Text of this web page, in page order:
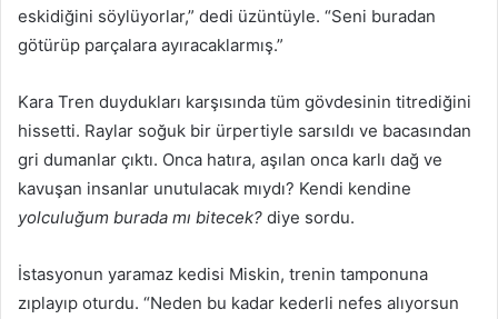
eskidiğini söylüyorlar,” dedi üzüntüyle. “Seni buradan
götürüp parçalara ayıracaklarmış.”
Kara Tren duydukları karşısında tüm gövdesinin titrediğini
hissetti. Raylar soğuk bir ürpertiyle sarsıldı ve bacasından
gri dumanlar çıktı. Onca hatıra, aşılan onca karlı dağ ve
kavuşan insanlar unutulacak mıydı? Kendi kendine
yolculuğum burada mı bitecek? diye sordu.
İstasyonun yaramaz kedisi Miskin, trenin tamponuna
zıplayıp oturdu. “Neden bu kadar kederli nefes alıyorsun